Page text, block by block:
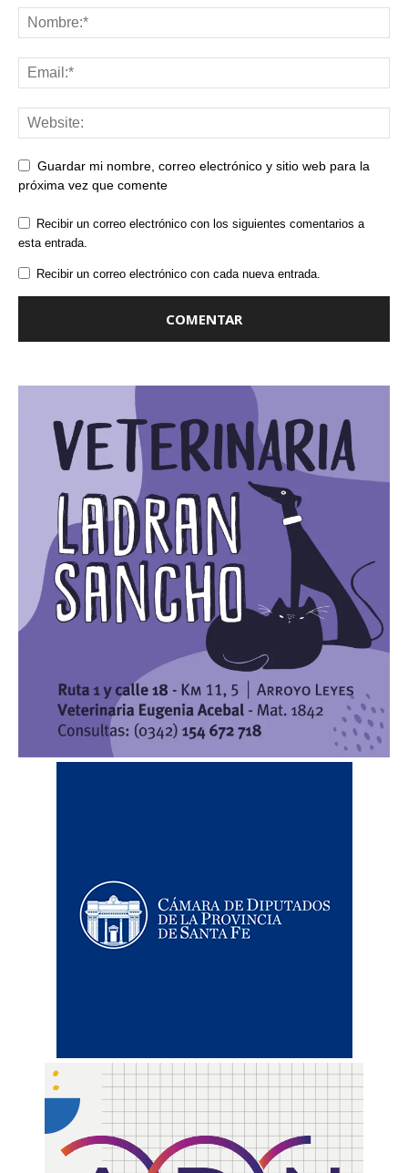
Guardar mi nombre, correo electrónico y sitio web para la
próxima vez que comente
Recibir un correo electrónico con los siguientes comentarios a
esta entrada.
Recibir un correo electrónico con cada nueva entrada.